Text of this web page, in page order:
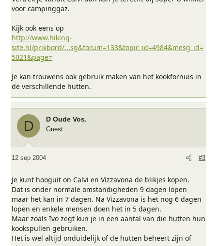
voor campinggaz.
Kijk ook eens op
http://www.hiking-
site.nl/prikbord/...sg&forum=133&topic_id=4984&mesg_id=
5021&page=
Je kan trouwens ook gebruik maken van het kookfornuis in
de verschillende hutten.
D D Oude Vos.
Guest
12 sep 2004 #3
Je kunt hooguit on Calvi en Vizzavona de blikjes kopen.
Dat is onder normale omstandigheden 9 dagen lopen
maar het kan in 7 dagen. Na Vizzavona is het nog 6 dagen
lopen en enkele mensen doen het in 5 dagen.
Maar zoals Ivo zegt kun je in een aantal van die hutten hun
kookspullen gebruiken.
Het is wel altijd onduidelijk of de hutten beheert zijn of